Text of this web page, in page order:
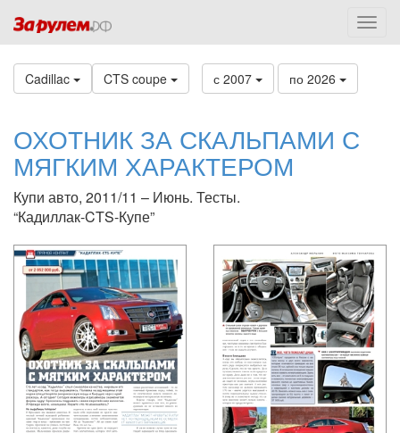
Cadillac CTS coupe с 2007 по 2026
ОХОТНИК ЗА СКАЛЬПАМИ С
МЯГКИМ ХАРАКТЕРОМ
Купи авто, 2011/11 – Июнь. Тесты.
“Кадиллак-CTS-Купе”